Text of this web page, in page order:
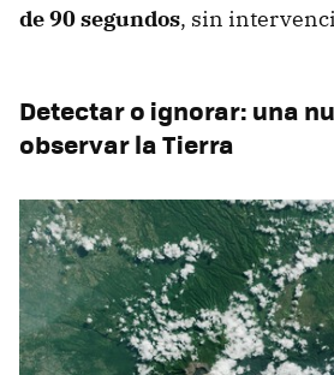
de 90 segundos, sin
Detectar o ignorar: una
observar la Tierra